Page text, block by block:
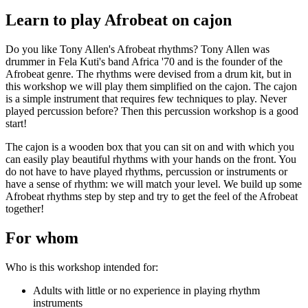
Je kunt ook ‘datum nog te kiezen‘ erbij vermelden. Wij reserveren
doorgeeft om mee te doen.
Lees s.v.p. ook deAlgemene voorwaarden, onder het kopje
‘Inschrijving als cadeau’.
Ik wil een zelf te kiezen workshop cadeau geven
dan in met je eigen naam en mailadres bij een workshop die als prijs
de waarde van je cadeau heeft.
Vermeld bij ‘Opmerking’ voor wie het is en ‘workshop nog te
kiezen‘.
Wij weten dan dat die persoon voor die waarde een workshop kan
Lees s.v.p. ook de
Onderstaande afbeeldingen kun je downloaden (met een klik) en
Learn to play Afrobeat on cajon
Do you like Tony Allen's Afrobeat rhythms? Tony Allen was
drummer in Fela Kuti's band Africa '70 and is the founder of the
Afrobeat genre. The rhythms were devised from a drum kit, but in
this workshop we will play them simplified on the cajon. The cajon
is a simple instrument that requires few techniques to play. Never
played percussion before? Then this percussion workshop is a good
start!
The cajon is a wooden box that you can sit on and with which you
can easily play beautiful rhythms with your hands on the front. You
do not have to have played rhythms, percussion or instruments or
have a sense of rhythm: we will match your level. We build up some
Afrobeat rhythms step by step and try to get the feel of the Afrobeat
together!
For whom
Who is this workshop intended for:
Adults with little or no experience in playing rhythm
instruments